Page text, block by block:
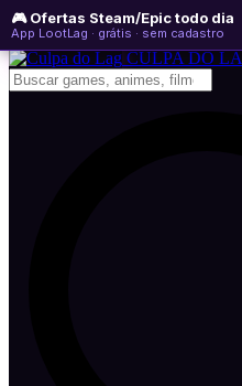
🎮 Ofertas Steam/Epic todo dia
App LootLag · grátis · sem cadastro
quinta-feira, 06 de agosto de 2026
Newsletter
CULPA DO